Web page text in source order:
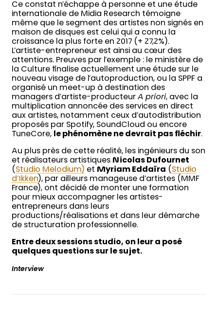
Ce constat n’échappe à personne et une étude
internationale de Midia Research témoigne
même que le segment des artistes non signés en
maison de disques est celui qui a connu la
croissance la plus forte en 2017 (+ 27,2%).
L’artiste-entrepreneur est ainsi au cœur des
attentions. Preuves par l’exemple : le ministère de
la Culture finalise actuellement une étude sur le
nouveau visage de l’autoproduction, ou la SPPF a
organisé un meet-up à destination des
managers d’artiste-producteur A priori, avec la
multiplication annoncée des services en direct
aux artistes, notamment ceux d’autodistribution
proposés par Spotify, SoundCloud ou encore
TuneCore,
le phénomène ne devrait pas fléchir.
Au plus près de cette réalité, les ingénieurs du son
et réalisateurs artistiques Nicolas Dufournet
( Studio Melodium) et Myriam Eddaïra ( Studio
d’Ikken), par ailleurs manageuse d’artistes (MMF
France), ont décidé de monter une formation
pour mieux accompagner les artistes-
entrepreneurs dans leurs
productions/réalisations et dans leur démarche
de structuration professionnelle.
Entre deux sessions studio, on leur a posé
quelques questions sur le sujet.
Interview